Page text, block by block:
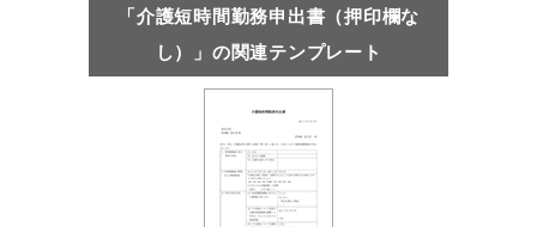
「介護短時間勤務申出書（押印欄な
し）」の関連テンプレート